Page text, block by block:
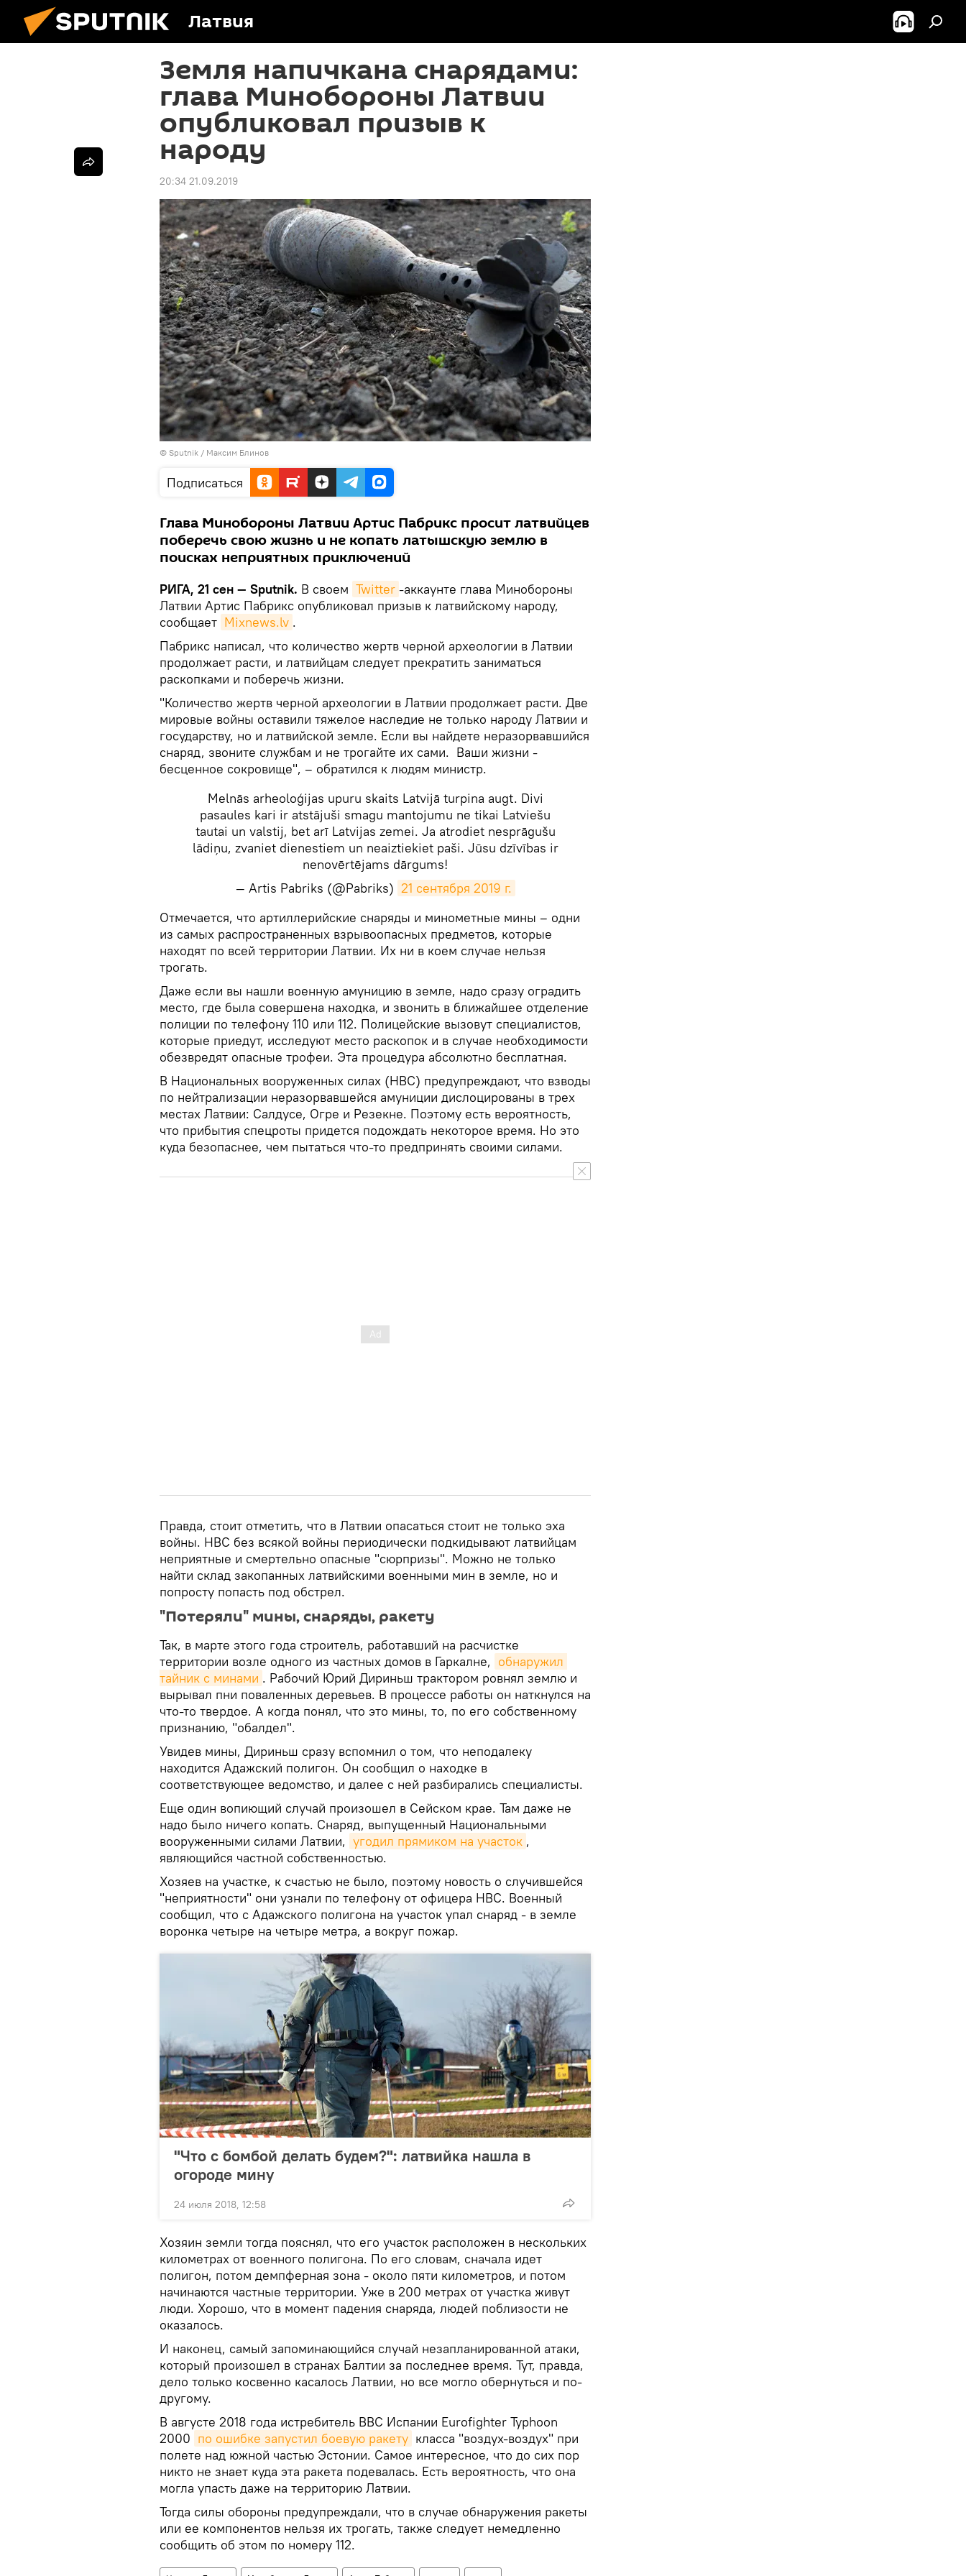
Латвия
Земля напичкана снарядами:
глава Минобороны Латвии
опубликовал призыв к
народу
20:34 21.09.2019
© Sputnik / Максим Блинов
Подписаться
Глава Минобороны Латвии Артис Пабрикс просит латвийцев
поберечь свою жизнь и не копать латышскую землю в
поисках неприятных приключений
РИГА, 21 сен — Sputnik. В своем Twitter -аккаунте глава Минобороны
Латвии Артис Пабрикс опубликовал призыв к латвийскому народу,
сообщает Mixnews.lv .
Пабрикс написал, что количество жертв черной археологии в Латвии
продолжает расти, и латвийцам следует прекратить заниматься
раскопками и поберечь жизни.
"Количество жертв черной археологии в Латвии продолжает расти. Две
мировые войны оставили тяжелое наследие не только народу Латвии и
государству, но и латвийской земле. Если вы найдете неразорвавшийся
снаряд, звоните службам и не трогайте их сами. Ваши жизни -
бесценное сокровище", – обратился к людям министр.
Melnās arheoloģijas upuru skaits Latvijā turpina augt. Divi
pasaules kari ir atstājuši smagu mantojumu ne tikai Latviešu
tautai un valstij, bet arī Latvijas zemei. Ja atrodiet nesprāgušu
lādiņu, zvaniet dienestiem un neaiztiekiet paši. Jūsu dzīvības ir
nenovērtējams dārgums!
— Artis Pabriks (@Pabriks) 21 сентября 2019 г.
​Отмечается, что артиллерийские снаряды и минометные мины – одни
из самых распространенных взрывоопасных предметов, которые
находят по всей территории Латвии. Их ни в коем случае нельзя
трогать.
Даже если вы нашли военную амуницию в земле, надо сразу оградить
место, где была совершена находка, и звонить в ближайшее отделение
полиции по телефону 110 или 112. Полицейские вызовут специалистов,
которые приедут, исследуют место раскопок и в случае необходимости
обезвредят опасные трофеи. Эта процедура абсолютно бесплатная.
В Национальных вооруженных силах (НВС) предупреждают, что взводы
по нейтрализации неразорвавшейся амуниции дислоцированы в трех
местах Латвии: Салдусе, Огре и Резекне. Поэтому есть вероятность,
что прибытия спецроты придется подождать некоторое время. Но это
куда безопаснее, чем пытаться что-то предпринять своими силами.
Правда, стоит отметить, что в Латвии опасаться стоит не только эха
войны. НВС без всякой войны периодически подкидывают латвийцам
неприятные и смертельно опасные "сюрпризы". Можно не только
найти склад закопанных латвийскими военными мин в земле, но и
попросту попасть под обстрел.
"Потеряли" мины, снаряды, ракету
Так, в марте этого года строитель, работавший на расчистке
территории возле одного из частных домов в Гаркалне, обнаружил
тайник с минами . Рабочий Юрий Дириньш трактором ровнял землю и
вырывал пни поваленных деревьев. В процессе работы он наткнулся на
что-то твердое. А когда понял, что это мины, то, по его собственному
признанию, "обалдел".
Увидев мины, Дириньш сразу вспомнил о том, что неподалеку
находится Адажский полигон. Он сообщил о находке в
соответствующее ведомство, и далее с ней разбирались специалисты.
Еще один вопиющий случай произошел в Сейском крае. Там даже не
надо было ничего копать. Снаряд, выпущенный Национальными
вооруженными силами Латвии, угодил прямиком на участок ,
являющийся частной собственностью.
Хозяев на участке, к счастью не было, поэтому новость о случившейся
"неприятности" они узнали по телефону от офицера НВС. Военный
сообщил, что с Адажского полигона на участок упал снаряд - в земле
воронка четыре на четыре метра, а вокруг пожар.
"Что с бомбой делать будем?": латвийка нашла в
огороде мину
24 июля 2018, 12:58
Хозяин земли тогда пояснял, что его участок расположен в нескольких
километрах от военного полигона. По его словам, сначала идет
полигон, потом демпферная зона - около пяти километров, и потом
начинаются частные территории. Уже в 200 метрах от участка живут
люди. Хорошо, что в момент падения снаряда, людей поблизости не
оказалось.
И наконец, самый запоминающийся случай незапланированной атаки,
который произошел в странах Балтии за последнее время. Тут, правда,
дело только косвенно касалось Латвии, но все могло обернуться и по-
другому.
В августе 2018 года истребитель ВВС Испании Eurofighter Typhoon
2000 по ошибке запустил боевую ракету класса "воздух-воздух" при
полете над южной частью Эстонии. Самое интересное, что до сих пор
никто не знает куда эта ракета подевалась. Есть вероятность, что она
могла упасть даже на территорию Латвии.
Тогда силы обороны предупреждали, что в случае обнаружения ракеты
или ее компонентов нельзя их трогать, также следует немедленно
сообщить об этом по номеру 112.